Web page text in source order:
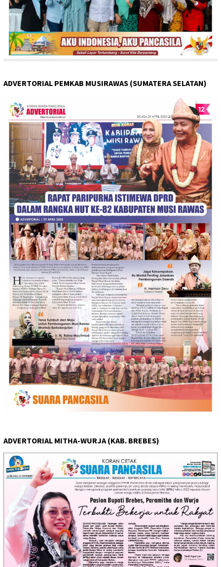
ADVERTORIAL PEMKAB MUSIRAWAS (SUMATERA SELATAN)
ADVERTORIAL MITHA-WURJA (KAB. BREBES)